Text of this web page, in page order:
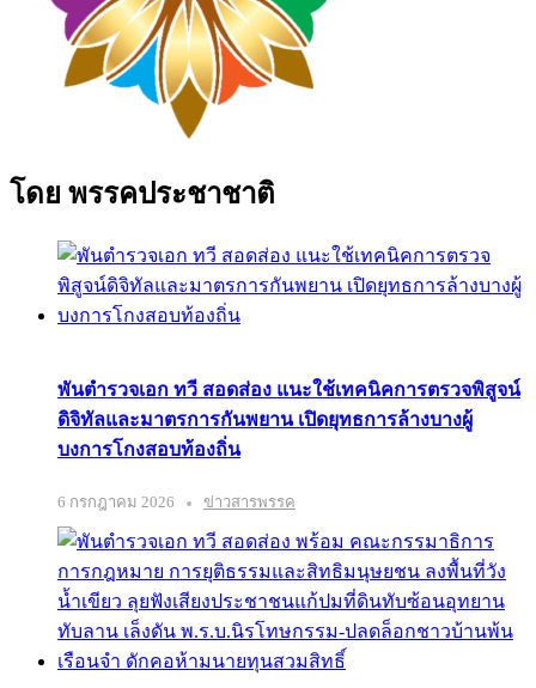
โดย พรรคประชาชาติ
พันตำรวจเอก ทวี สอดส่อง แนะใช้เทคนิคการตรวจพิสูจน์
ดิจิทัลและมาตรการกันพยาน เปิดยุทธการล้างบางผู้
บงการโกงสอบท้องถิ่น
6 กรกฎาคม 2026 ข่าวสารพรรค